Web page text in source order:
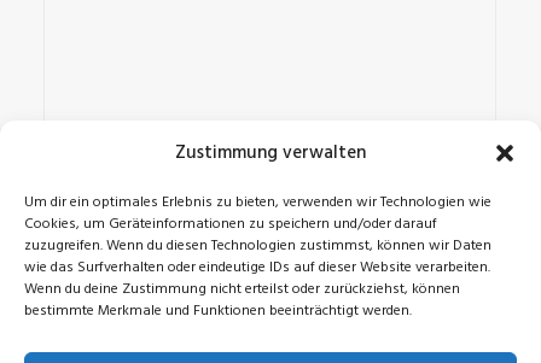
Zustimmung verwalten
Um dir ein optimales Erlebnis zu bieten, verwenden wir Technologien wie
Cookies, um Geräteinformationen zu speichern und/oder darauf
zuzugreifen. Wenn du diesen Technologien zustimmst, können wir Daten
wie das Surfverhalten oder eindeutige IDs auf dieser Website verarbeiten.
Wenn du deine Zustimmung nicht erteilst oder zurückziehst, können
bestimmte Merkmale und Funktionen beeinträchtigt werden.